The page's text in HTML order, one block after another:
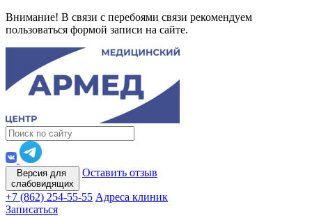
Внимание! В связи с перебоями связи рекомендуем
пользоваться формой записи на сайте.
Версия для
слабовидящих
Оставить отзыв
+7 (862) 254-55-55 Адреса клиник
Записаться